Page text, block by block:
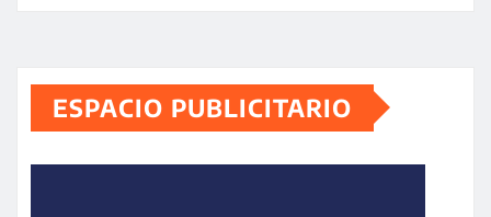
ESPACIO PUBLICITARIO